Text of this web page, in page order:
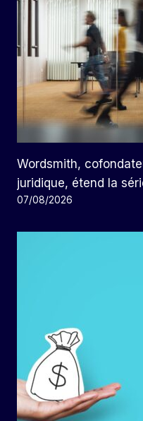
Wordsmith,
juridique, étend la
07/08/2026